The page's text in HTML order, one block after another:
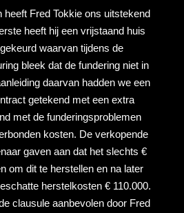
heeft Fred Tokkie ons uitstekend
heeft hij een vrijstaand huis
waarvan tijdens de
bleek dat de fundering niet in
daarvan hadden we een
getekend met een extra
met de funderingsproblemen
kosten. De verkopende
gaven aan dat het slechts €
om dit te herstellen en na later
herstelkosten € 110.000.
clausule aanbevolen door Fred